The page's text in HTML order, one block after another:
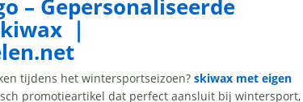
– Gepersonaliseerde
｜
tijdens het wintersportseizoen? skiwax met eigen
promotieartikel dat perfect aansluit bij wintersport,